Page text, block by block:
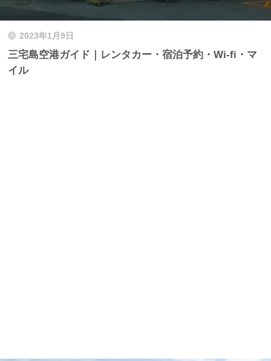
2023年1月9日
三宅島空港ガイド｜レンタカー・宿泊予約・Wi-fi・マ
イル